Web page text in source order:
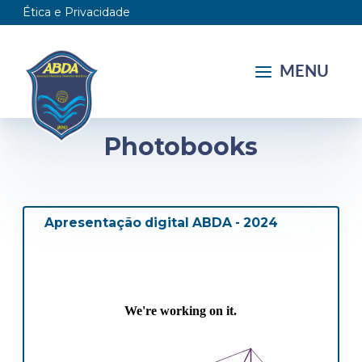
Ética e Privacidade
MENU
Photobooks
Apresentação digital ABDA - 2024